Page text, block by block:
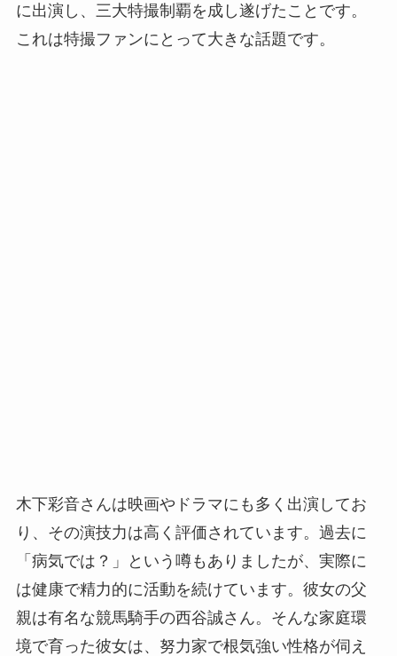
に出演し、三大特撮制覇を成し遂げたことです。
これは特撮ファンにとって大きな話題です。
木下彩音さんは映画やドラマにも多く出演してお
り、その演技力は高く評価されています。過去に
「病気では？」という噂もありましたが、実際に
は健康で精力的に活動を続けています。彼女の父
親は有名な競馬騎手の西谷誠さん。そんな家庭環
境で育った彼女は、努力家で根気強い性格が伺え